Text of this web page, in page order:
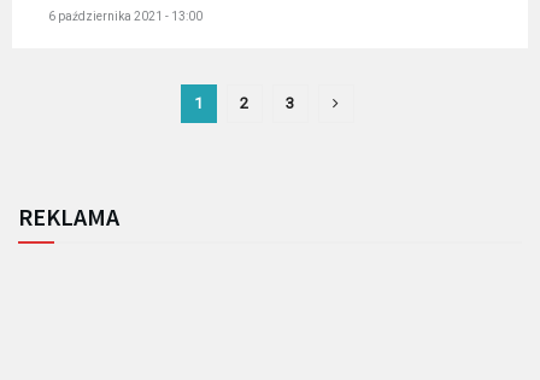
6 października 2021 - 13:00
1 2 3
REKLAMA